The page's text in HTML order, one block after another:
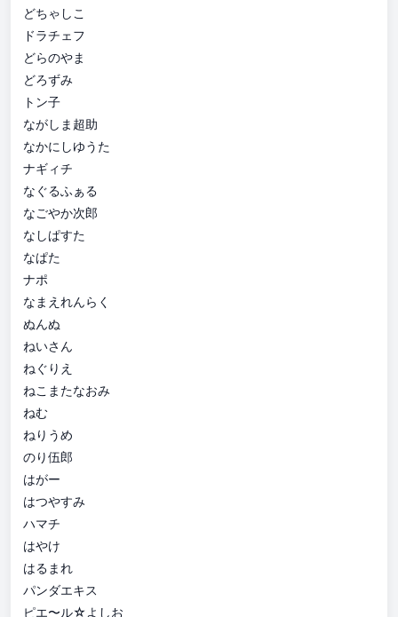
どちゃしこ
ドラチェフ
どらのやま
どろずみ
トン子
ながしま超助
なかにしゆうた
ナギィチ
なぐるふぁる
なごやか次郎
なしぱすた
なぱた
ナポ
なまえれんらく
ぬんぬ
ねいさん
ねぐりえ
ねこまたなおみ
ねむ
ねりうめ
のり伍郎
はがー
はつやすみ
ハマチ
はやけ
はるまれ
パンダエキス
ピエ〜ル☆よしお